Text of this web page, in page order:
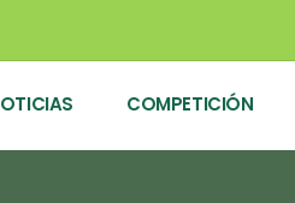
COMPETICIÓN